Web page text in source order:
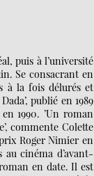
puis à l’université
Se consacrant en
à la fois délurés et
publié en 1989
1990. ’Un roman
commente Colette
Roger Nimier en
au cinéma d’avant-
en date. Il est